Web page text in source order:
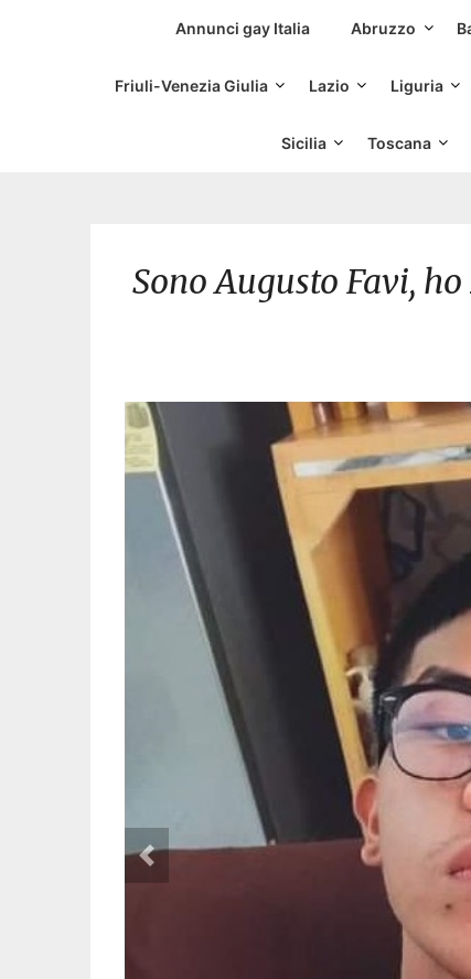
Siti Incontri Gay
Annunci gay Italia Abruzzo
Friuli-Venezia Giulia Lazio Liguria
Sicilia Toscana
Sono Augusto Favi,